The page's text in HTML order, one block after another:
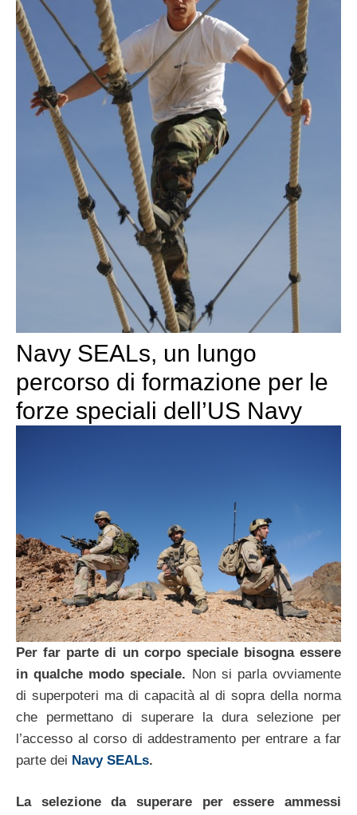
Navy SEALs, un lungo
percorso di formazione per le
forze speciali dell’US Navy
Per far parte di un corpo speciale bisogna essere
in qualche modo speciale. Non si parla ovviamente
di superpoteri ma di capacità al di sopra della norma
che permettano di superare la dura selezione per
l’accesso al corso di addestramento per entrare a far
parte dei Navy SEALs.
La selezione da superare per essere ammessi